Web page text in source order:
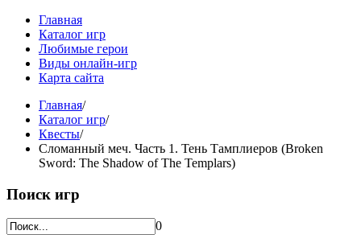
Главная
Каталог игр
Любимые герои
Виды онлайн-игр
Карта сайта
Главная/
Каталог игр/
Квесты/
Сломанный меч. Часть 1. Тень Тамплиеров (Broken
Sword: The Shadow of The Templars)
Поиск игр
0